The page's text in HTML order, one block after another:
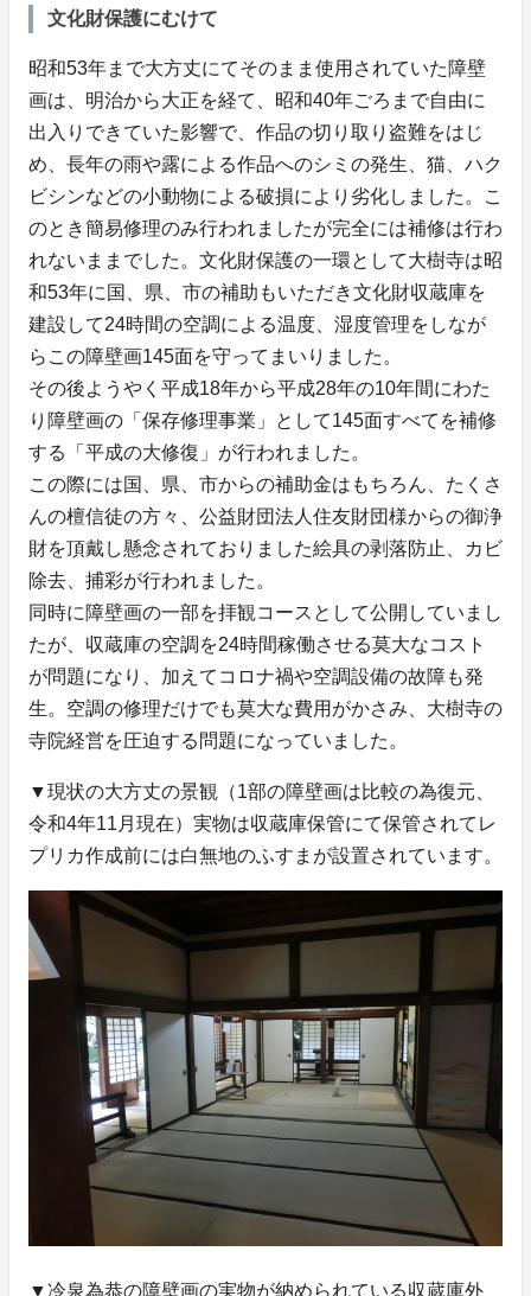
文化財保護にむけて
昭和53年まで大方丈にてそのまま使用されていた障壁
画は、明治から大正を経て、昭和40年ごろまで自由に
出入りできていた影響で、作品の切り取り盗難をはじ
め、長年の雨や露による作品へのシミの発生、猫、ハク
ビシンなどの小動物による破損により劣化しました。こ
のとき簡易修理のみ行われましたが完全には補修は行わ
れないままでした。文化財保護の一環として大樹寺は昭
和53年に国、県、市の補助もいただき文化財収蔵庫を
建設して24時間の空調による温度、湿度管理をしなが
らこの障壁画145面を守ってまいりました。
その後ようやく平成18年から平成28年の10年間にわた
り障壁画の「保存修理事業」として145面すべてを補修
する「平成の大修復」が行われました。
この際には国、県、市からの補助金はもちろん、たくさ
んの檀信徒の方々、公益財団法人住友財団様からの御浄
財を頂戴し懸念されておりました絵具の剥落防止、カビ
除去、捕彩が行われました。
同時に障壁画の一部を拝観コースとして公開していまし
たが、収蔵庫の空調を24時間稼働させる莫大なコスト
が問題になり、加えてコロナ禍や空調設備の故障も発
生。空調の修理だけでも莫大な費用がかさみ、大樹寺の
寺院経営を圧迫する問題になっていました。
▼現状の大方丈の景観（1部の障壁画は比較の為復元、
令和4年11月現在）実物は収蔵庫保管にて保管されてレ
プリカ作成前には白無地のふすまが設置されています。
▼冷泉為恭の障壁画の実物が納められている収蔵庫外